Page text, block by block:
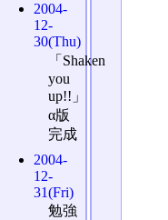
2004-
12-
30(Thu)
「Shaken
you
up!!」
α版
完成
2004-
12-
31(Fri)
勉強